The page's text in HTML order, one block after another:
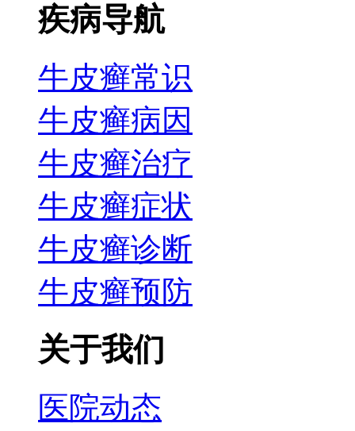
疾病导航
牛皮癣常识
牛皮癣病因
牛皮癣治疗
牛皮癣症状
牛皮癣诊断
牛皮癣预防
关于我们
医院动态